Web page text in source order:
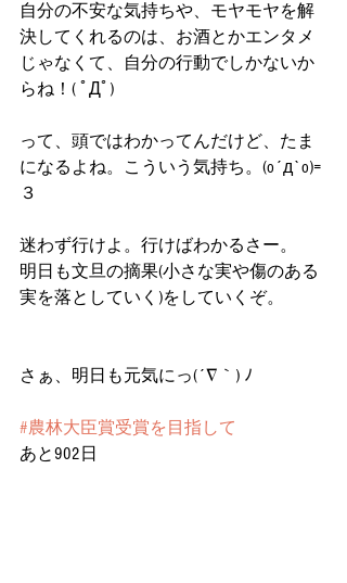
自分の不安な気持ちや、モヤモヤを解
決してくれるのは、お酒とかエンタメ
じゃなくて、自分の行動でしかないか
らね！( ﾟДﾟ)
って、頭ではわかってんだけど、たま
になるよね。こういう気持ち。(o´д`o)=
３
迷わず行けよ。行けばわかるさー。
明日も文旦の摘果(小さな実や傷のある
実を落としていく)をしていくぞ。
さぁ、明日も元気にっ(´∇｀) ﾉ
#農林大臣賞受賞を目指して
あと902日